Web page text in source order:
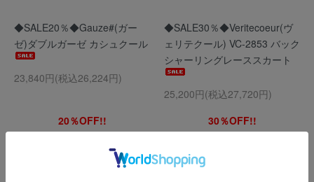
◆SALE20％◆Gauze#(ガー
ゼ)ダブルガーゼ カシュクール
23,840円(税込26,224円)
20％OFF!!
◆SALE30％◆Veritecoeur(ヴ
ェリテクール) VC-2853 バック
シャーリングレーススカート
25,200円(税込27,720円)
30％OFF!!